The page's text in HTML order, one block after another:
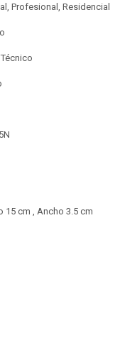
Profesional, Residencial
15 cm , Ancho 3.5 cm